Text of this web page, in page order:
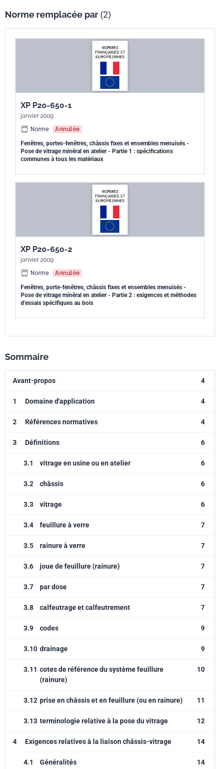
Norme remplacée par (2)
XP P20-650-1
janvier 2009
Norme
Annulée
Fenêtres, portes-fenêtres, châssis fixes et ensembles menuisés -
Pose de vitrage minéral en atelier - Partie 1 : spécifications
communes à tous les matériaux
XP P20-650-2
janvier 2009
Norme
Annulée
Fenêtres, porte-fenêtres, châssis fixes et ensembles menuisés -
Pose de vitrage minéral en atelier - Partie 2 : exigences et méthodes
d'essais spécifiques au bois
Sommaire
Avant-propos 4
1 Domaine d'application 4
2 Références normatives 4
3 Définitions 6
3.1 vitrage en usine ou en atelier 6
3.2 châssis 6
3.3 vitrage 6
3.4 feuillure à verre 7
3.5 rainure à verre 7
3.6 joue de feuillure (rainure) 7
3.7 par dose 7
3.8 calfeutrage et calfeutrement 7
3.9 codes 9
3.10 drainage 9
3.11 cotes de référence du système feuillure
(rainure)
10
3.12 prise en châssis et en feuillure (ou en rainure) 11
3.13 terminologie relative à la pose du vitrage 12
4 Exigences relatives à la liaison châssis-vitrage 14
4.1 Généralités 14